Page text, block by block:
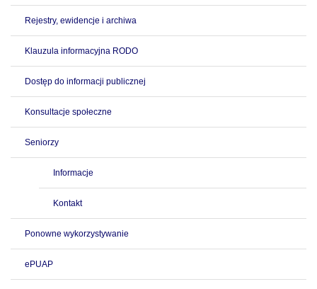
Rejestry, ewidencje i archiwa
Klauzula informacyjna RODO
Dostęp do informacji publicznej
Konsultacje społeczne
Seniorzy
Informacje
Kontakt
Ponowne wykorzystywanie
ePUAP